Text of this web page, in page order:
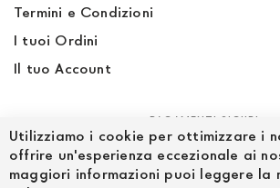
Termini e Condizioni
I tuoi Ordini
Il tuo Account
PAGAMENTI SICURI
Utilizziamo i cookie per ottimizzare i
offrire un'esperienza eccezionale ai
maggiori informazioni puoi leggere la